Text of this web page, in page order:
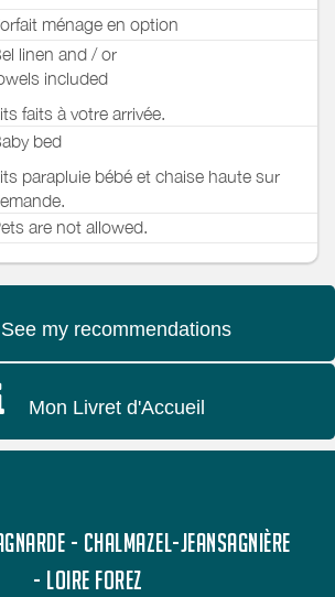
ménage en option
linen and / or
included
faits à votre arrivée.
bed
parapluie bébé et chaise haute sur
are not allowed.
See my recommendations
Mon Livret d'Accueil
- CHALMAZEL-JEANSAGNIÈRE
- LOIRE FOREZ